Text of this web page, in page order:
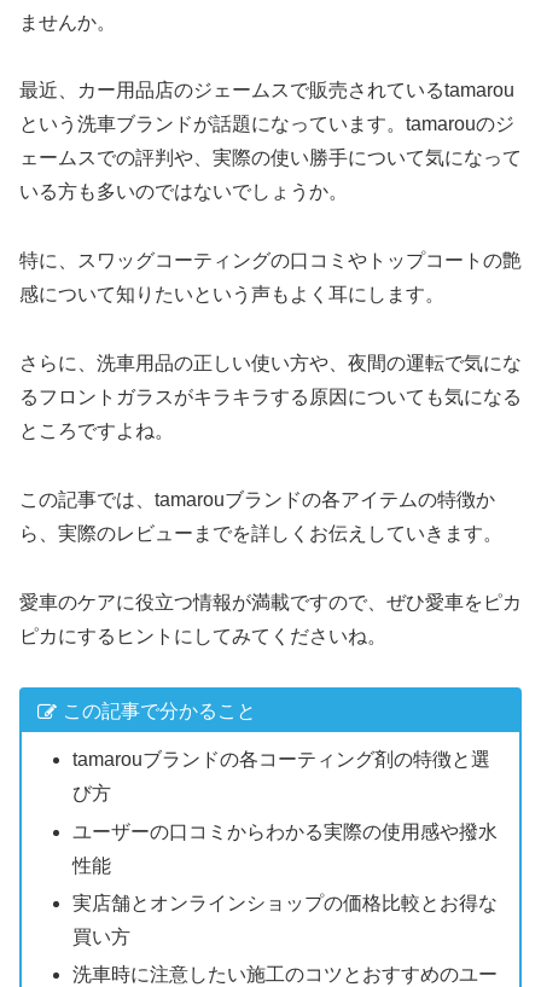
ませんか。
最近、カー用品店のジェームスで販売されているtamarou
という洗車ブランドが話題になっています。tamarouのジ
ェームスでの評判や、実際の使い勝手について気になって
いる方も多いのではないでしょうか。
特に、スワッグコーティングの口コミやトップコートの艶
感について知りたいという声もよく耳にします。
さらに、洗車用品の正しい使い方や、夜間の運転で気にな
るフロントガラスがキラキラする原因についても気になる
ところですよね。
この記事では、tamarouブランドの各アイテムの特徴か
ら、実際のレビューまでを詳しくお伝えしていきます。
愛車のケアに役立つ情報が満載ですので、ぜひ愛車をピカ
ピカにするヒントにしてみてくださいね。
この記事で分かること
tamarouブランドの各コーティング剤の特徴と選
び方
ユーザーの口コミからわかる実際の使用感や撥水
性能
実店舗とオンラインショップの価格比較とお得な
買い方
洗車時に注意したい施工のコツとおすすめのユー